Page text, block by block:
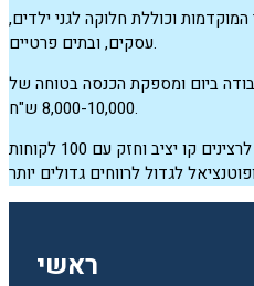
וכוללת חלוקה לגני ילדים,
עסקים, ובתים פרטיים.
3-4 שעות עבודה ביום ומספקת הכנסה בטוחה של
8,000-10,000 ש"ח.
אפשרות חלוקה עם רכב קטן. לרצינים קו יציב וחזק עם 100 לקוחות
ראשי